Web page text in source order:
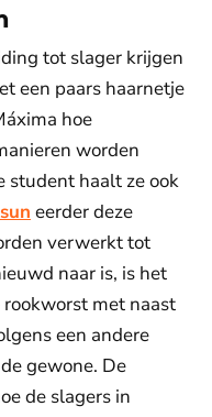
tot slager krijgen
een paars haarnetje
hoe
worden
student haalt ze ook
eerder deze
verwerkt tot
naar is, is het
met naast
een andere
gewone. De
de slagers in